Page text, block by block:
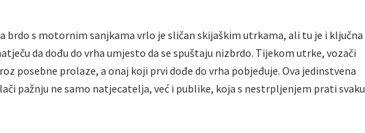
brdo s motornim sanjkama vrlo je sličan skijaškim utrkama, ali tu je i ključna
da dođu do vrha umjesto da se spuštaju nizbrdo. Tijekom utrke, vozači
posebne prolaze, a onaj koji prvi dođe do vrha pobjeđuje. Ova jedinstvena
pažnju ne samo natjecatelja, već i publike, koja s nestrpljenjem prati svaku